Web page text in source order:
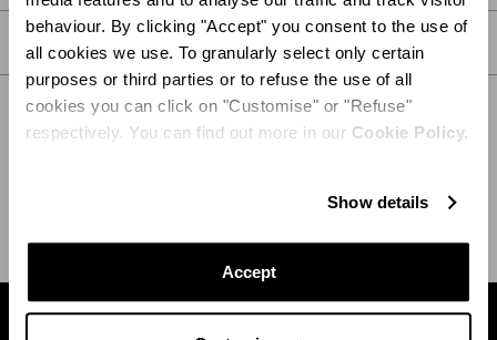
behaviour. By clicking "Accept" you consent to the use of
all cookies we use. To granularly select only certain
purposes or third parties or to refuse the use of all
cookies you can click on "Customise" or "Refuse"
respectively. You can find out more in our Cookie Policy.
Show details
Accept